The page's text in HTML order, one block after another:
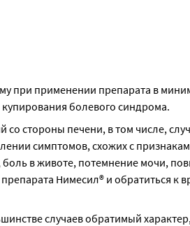
при применении препарата в
болевого синдрома.
стороны печени, в том числе,
симптомов, схожих с
в животе, потемнение мочи,
Нимесил® и обратиться к
случаев обратимый